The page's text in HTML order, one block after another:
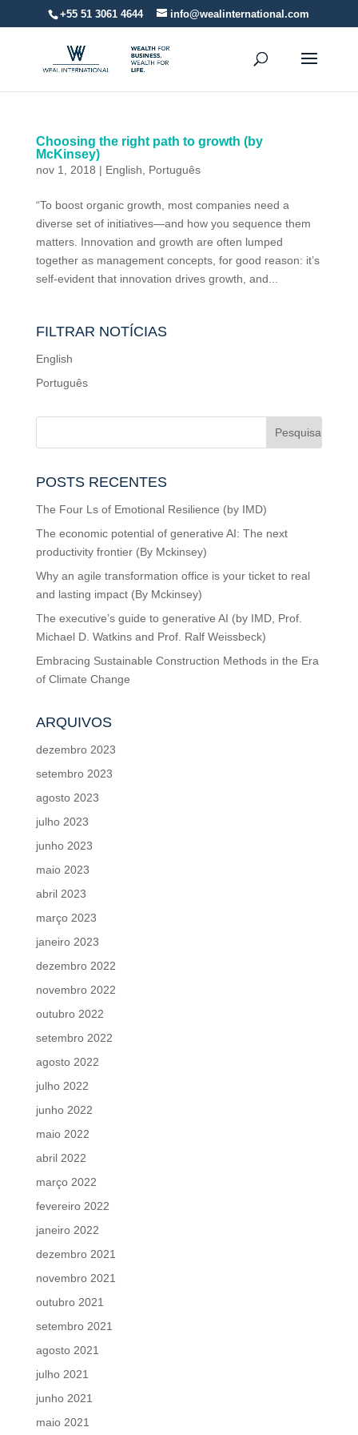
+55 51 3061 4644 info@wealinternational.com
Choosing the right path to growth (by
McKinsey)
nov 1, 2018 | English Português
“To boost organic growth, most companies need a
diverse set of initiatives—and how you sequence them
matters. Innovation and growth are often lumped
together as management concepts, for good reason: it’s
self-evident that innovation drives growth, and...
FILTRAR NOTÍCIAS
English
Português
POSTS RECENTES
The Four Ls of Emotional Resilience (by IMD)
The economic potential of generative AI: The next
productivity frontier (By Mckinsey)
Why an agile transformation office is your ticket to real
and lasting impact (By Mckinsey)
The executive’s guide to generative AI (by IMD, Prof.
Michael D. Watkins and Prof. Ralf Weissbeck)
Embracing Sustainable Construction Methods in the Era
of Climate Change
ARQUIVOS
dezembro 2023
setembro 2023
agosto 2023
julho 2023
junho 2023
maio 2023
abril 2023
março 2023
janeiro 2023
dezembro 2022
novembro 2022
outubro 2022
setembro 2022
agosto 2022
julho 2022
junho 2022
maio 2022
abril 2022
março 2022
fevereiro 2022
janeiro 2022
dezembro 2021
novembro 2021
outubro 2021
setembro 2021
agosto 2021
julho 2021
junho 2021
maio 2021